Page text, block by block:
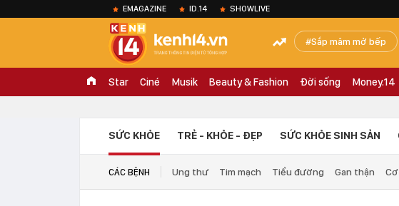
EMAGAZINE ID.14 SHOWLIVE
Sắp mâm mở bếp
Star Ciné Musik Beauty & Fashion Đời sống Money.14
SỨC KHỎE TRẺ - KHỎE - ĐẸP SỨC KHỎE SINH SẢN
CÁC BỆNH Ung thư Tim mạch Tiểu đường Gan thận